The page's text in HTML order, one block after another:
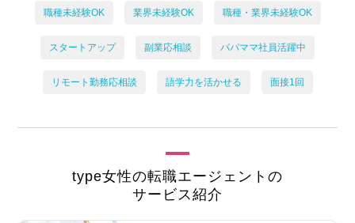
職種未経験OK 業界未経験OK 職種・業界未経験OK
スタートアップ 副業応相談 パパママ社員活躍中
リモート勤務応相談 語学力を活かせる 面接1回
type女性の転職エージェントの
サービス紹介